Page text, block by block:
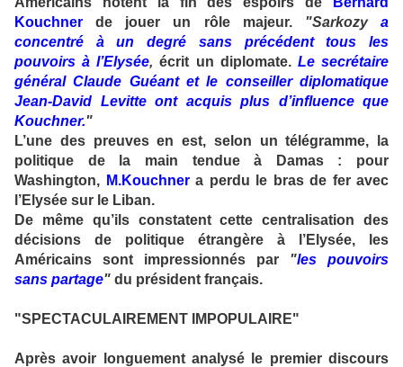
Kouchner de jouer un rôle majeur. "Sarkozya
concentré à un degré sans précédent tous les
pouvoirs à l’Elysée, écrit un diplomate. Le secrétaire
général Claude Guéant et le conseiller diplomatique
Jean-David Levitte ont acquis plus d’influence que
Kouchner."
L’une des preuves en est, selon un télégramme, la
politique de la main tendue à Damas : pour
Washington, M.Kouchnera perdu le bras de fer avec
l’Elysée sur le Liban.
De même qu’ils constatent cette centralisation des
décisions de politique étrangère à l’Elysée, les
Américains sont impressionnés par "les pouvoirs
sans partage" du président français.
"SPECTACULAIREMENT IMPOPULAIRE"
Après avoir longuement analysé le premier discours